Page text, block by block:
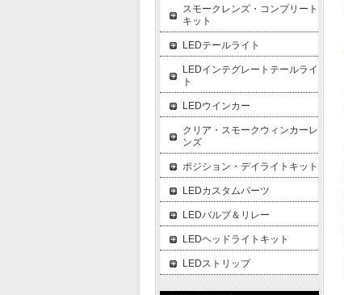
スモークレンズ・コンプリート
キット
LEDテールライト
LEDインテグレートテールライ
ト
LEDウインカー
クリア・スモークウィンカーレ
ンズ
ポジション・デイライトキット
LEDカスタムパーツ
LEDバルブ＆リレー
LEDヘッドライトキット
LEDストリップ